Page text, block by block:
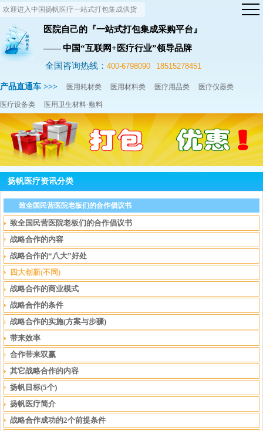
欢迎进入中国扬帆医疗一站式打包集成供货
网站！
全国咨询热线： 400-6798090 18515278451
医院自己的『一站式打包集成采购平台』
—— 中国“互联网+医疗行业”领导品牌
产品直通车 >>> 医用耗材类 医用材料类 医疗用品类 医疗仪器类
医疗设备类 医用卫生材料·敷料
扬帆医疗资讯分类
致全国民营医院老板们的合作倡议书
致全国民营医院老板们的合作倡议书
战略合作的内容
战略合作的“八大”好处
四大创新(不同)
战略合作的商业模式
战略合作的条件
战略合作的实施(方案与步骤)
带来效率
合作带来双赢
其它战略合作的内容
扬帆目标(5个)
扬帆医疗简介
战略合作成功的2个前提条件